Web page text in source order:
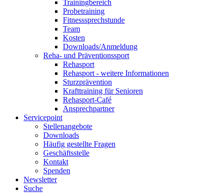
Trainingbereich
Probetraining
Fitnesssprechstunde
Team
Kosten
Downloads/Anmeldung
Reha- und Präventionssport
Rehasport
Rehasport - weitere Informationen
Sturzprävention
Krafttraining für Senioren
Rehasport-Café
Ansprechpartner
Servicepoint
Stellenangebote
Downloads
Häufig gestellte Fragen
Geschäftsstelle
Kontakt
Spenden
Newsletter
Suche